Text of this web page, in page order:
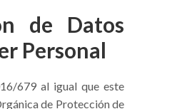
de Datos
Personal
679 al igual que este
de Protección de